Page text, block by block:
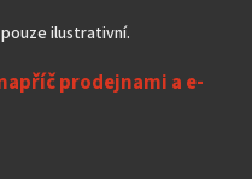
ilustrativní.
prodejnami a e-